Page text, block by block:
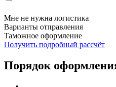
Мне не нужна логистика
Варианты отправления
Таможное оформление
Получить подробный рассчёт
Порядок